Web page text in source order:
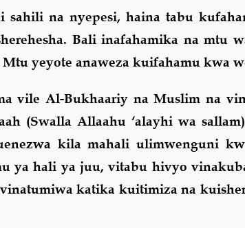
sahili na nyepesi, haina tabu
Bali inafahamika na mtu
yeyote anaweza kuifahamu kwa
vile Al-Bukhaariy na Muslim na
(Swalla Allaahu ‘alayhi wa
kila mahali ulimwenguni
ya hali ya juu, vitabu hivyo
katika kuitimiza na